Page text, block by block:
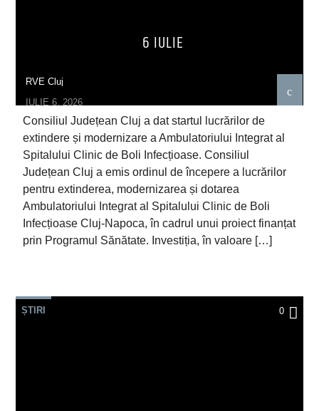
6 IULIE
RVE Cluj
IULIE 6, 2026
Consiliul Județean Cluj a dat startul lucrărilor de
extindere și modernizare a Ambulatoriului Integrat al
Spitalului Clinic de Boli Infecțioase. Consiliul
Județean Cluj a emis ordinul de începere a lucrărilor
pentru extinderea, modernizarea și dotarea
Ambulatoriului Integrat al Spitalului Clinic de Boli
Infecțioase Cluj-Napoca, în cadrul unui proiect finanțat
prin Programul Sănătate. Investiția, în valoare […]
ȘTIRI 0